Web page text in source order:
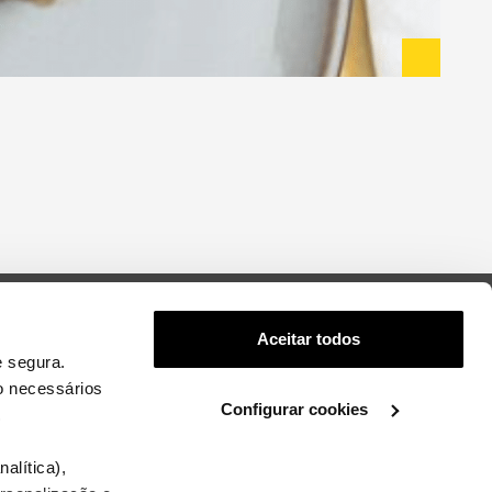
segura.
necessários
Aceitar todos
Configurar cookies
Home
Sobre a Casa e Cozinha